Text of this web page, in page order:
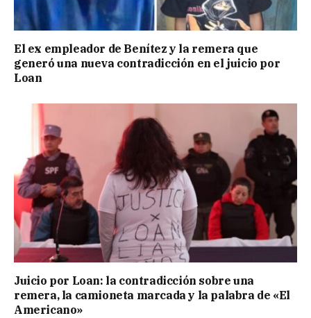
El ex empleador de Benítez y la remera que
generó una nueva contradicción en el juicio por
Loan
Juicio por Loan: la contradicción sobre una
remera, la camioneta marcada y la palabra de «El
Americano»